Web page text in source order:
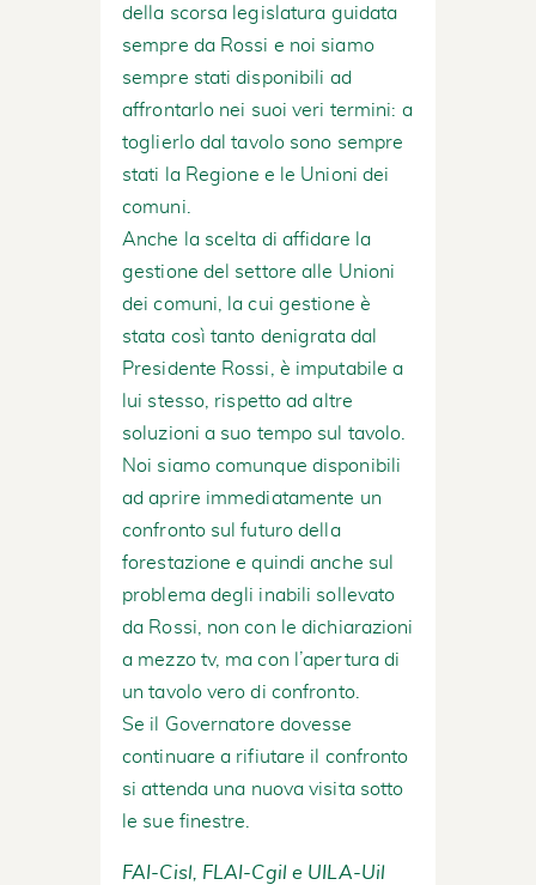
della scorsa legislatura guidata
sempre da Rossi e noi siamo
sempre stati disponibili ad
affrontarlo nei suoi veri termini: a
toglierlo dal tavolo sono sempre
stati la Regione e le Unioni dei
comuni.
Anche la scelta di affidare la
gestione del settore alle Unioni
dei comuni, la cui gestione è
stata così tanto denigrata dal
Presidente Rossi, è imputabile a
lui stesso, rispetto ad altre
soluzioni a suo tempo sul tavolo.
Noi siamo comunque disponibili
ad aprire immediatamente un
confronto sul futuro della
forestazione e quindi anche sul
problema degli inabili sollevato
da Rossi, non con le dichiarazioni
a mezzo tv, ma con l’apertura di
un tavolo vero di confronto.
Se il Governatore dovesse
continuare a rifiutare il confronto
si attenda una nuova visita sotto
le sue finestre.
FAI-Cisl, FLAI-Cgil e UILA-Uil